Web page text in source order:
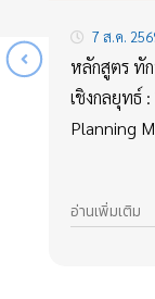
7 ส.ค.
หลักสูตร ทัก
เชิงกลยุทธ์
Planning
อ่านเพิ่มเติม